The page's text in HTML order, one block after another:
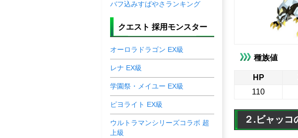
種族値
HP
110
２.ビャッコ
バフ込みすばやさランキング
クエスト 採用モンスター
オーロラドラゴン EX級
レナ EX級
学園祭・メイユー EX級
ピヨライト EX級
ウルトラマンシリーズコラボ 超
上級